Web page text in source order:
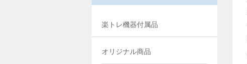
楽トレ機器付属品
オリジナル商品